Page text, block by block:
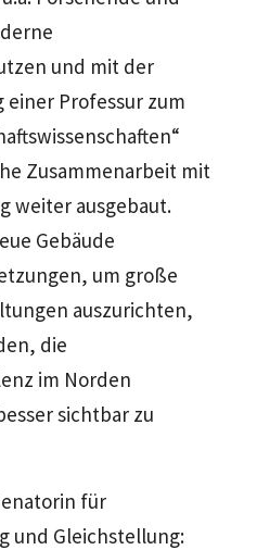
und mit der
Professur zum
Zusammenarbeit mit
weiter ausgebaut.
Gebäude
um große
auszurichten,
die
im Norden
sichtbar zu
für
und Gleichstellung: